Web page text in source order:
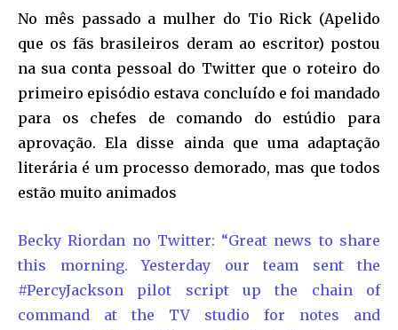
No mês passado a mulher do Tio Rick (Apelido
que os fãs brasileiros deram ao escritor) postou
na sua conta pessoal do Twitter que o roteiro do
primeiro episódio estava concluído e foi mandado
para os chefes de comando do estúdio para
aprovação. Ela disse ainda que uma adaptação
literária é um processo demorado, mas que todos
estão muito animados
Becky Riordan no Twitter: “Great news to share
this morning. Yesterday our team sent the
#PercyJackson pilot script up the chain of
command at the TV studio for notes and